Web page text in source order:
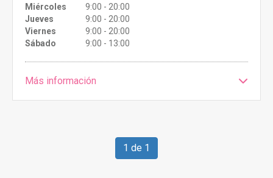
Miércoles
9:00 - 20:00
Jueves
9:00 - 20:00
Viernes
9:00 - 20:00
Sábado
9:00 - 13:00
Más información
1 de 1